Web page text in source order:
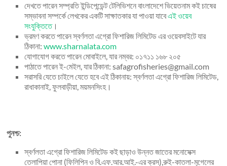
দেখতে পারেন সম্প্রতি ইন্ডিপেন্ডেন্ট টেলিভিশনে বাংলাদেশে ভিয়েতনাম কই চাষের
সম্ভাবনা সম্পর্কে লেখকের একটি সাক্ষাতকার যা পাওয়া যাবেএই ওয়েব
সংযুক্তিতে।
ভ্রমণ করতে পারেন স্বর্ণলতা এগ্রো ফিশারিজ লিমিটেড এর ওয়েবসাইটে যার
ঠিকানা:www.sharnalata.com
যোগাযোগ করতে পারেন মোবাইলে, যার নম্বর: ০১৭১১ ১৬৮ ২০৫
পাঠাতে পারেন ই-মেইল, যার ঠিকানা: safagrofisheries@gmail.com
সরাসরি যেতে চাইলে যেতে হবে এই ঠিকানায়: স্বর্ণলতা এগ্রো ফিশারিজ লিমিটেড,
রাধাকানাই, ফুলবাড়ীয়া, ময়মনসিংহ।
পুনশ্চ:
স্বর্ণলতা এগ্রো ফিশারিজ লিমিটেড কই ছাড়াও উন্নত জাতের মনোসেক্স
তেলাপিয়া পোনা (ফিলিপিন ও বি.এফ.আর.আই.-এর ক্রস),রুই-কাতলা-মৃগেলের